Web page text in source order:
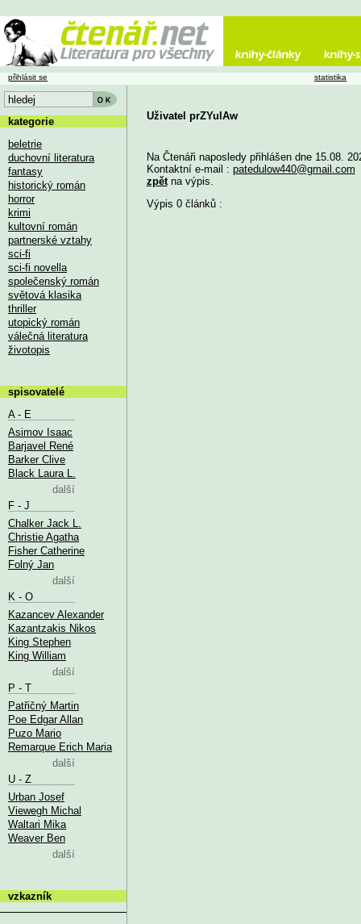
Uživatel prZYulAw
Na Čtenáři naposledy přihlášen dne 15.08.
Kontaktní e-mail : patedulow440@gmail.com
zpětna výpis.
Výpis 0 článků :
přihlásit se statistika
kategorie
beletrie
duchovní literatura
fantasy
historický román
horror
krimi
kultovní román
partnerské vztahy
sci-fi
sci-fi novella
společenský román
světová klasika
thriller
utopický román
válečná literatura
životopis
spisovatelé
A - E
Asimov Isaac
Barjavel René
Barker Clive
Black Laura L.
další
F - J
Chalker Jack L.
Christie Agatha
Fisher Catherine
Folný Jan
další
K - O
Kazancev Alexander
Kazantzakis Nikos
King Stephen
King William
další
P - T
Patřičný Martin
Poe Edgar Allan
Puzo Mario
Remarque Erich Maria
další
U - Z
Urban Josef
Viewegh Michal
Waltari Mika
Weaver Ben
další
vzkazník